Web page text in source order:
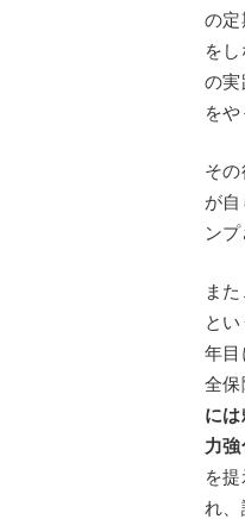
の
を
の実
を
そ
が
ン
ま
と
年目
全保
に
力
を
れ、